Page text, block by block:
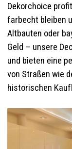
Dekorchoice
farbecht bleiben
Altbauten oder
Geld – unsere
und bieten eine
von Straßen wie
historischen